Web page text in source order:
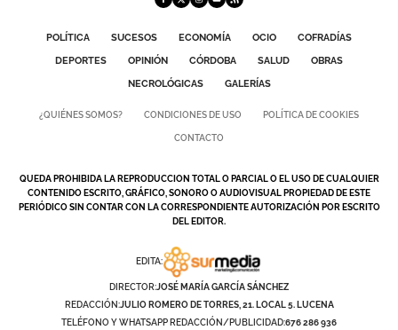
POLÍTICA SUCESOS ECONOMÍA OCIO
COFRADÍAS
DEPORTES
OPINIÓN CÓRDOBA SALUD
OBRAS
NECROLÓGICAS
GALERÍAS
¿QUIÉNES SOMOS? CONDICIONES DE USO POLÍTICA DE COOKIES
CONTACTO
QUEDA PROHIBIDA LA REPRODUCCION TOTAL O PARCIAL O EL USO DE CUALQUIER
CONTENIDO ESCRITO, GRÁFICO, SONORO O AUDIOVISUAL PROPIEDAD DE ESTE
PERIÓDICO SIN CONTAR CON LA CORRESPONDIENTE AUTORIZACIÓN POR ESCRITO
DEL EDITOR.
EDITA:
DIRECTOR:JOSÉ MARÍA GARCÍA SÁNCHEZ
REDACCIÓN:JULIO ROMERO DE TORRES, 21. LOCAL 5. LUCENA
TELÉFONO Y WHATSAPP REDACCIÓN/PUBLICIDAD:676 286 936